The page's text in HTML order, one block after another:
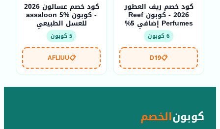
كود خصم ريف العطور
2026 - كوبون Reef
Perfumes إضافي 5%
6 كوبون
📋
D19
كود خصم عسالون 2026
- كوبون assaloon 5%
للعسل الطبيعي
5 كوبون
📋
AFLIUU
كوبونالخصم